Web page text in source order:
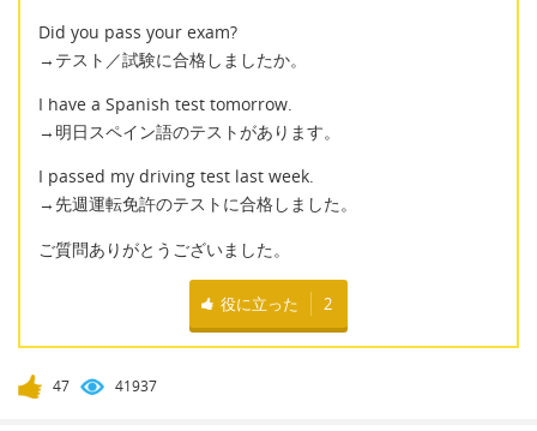
Did you pass your exam?
→テスト／試験に合格しましたか。
I have a Spanish test tomorrow.
→明日スペイン語のテストがあります。
I passed my driving test last week.
→先週運転免許のテストに合格しました。
ご質問ありがとうございました。
役に立った 2
47 41937